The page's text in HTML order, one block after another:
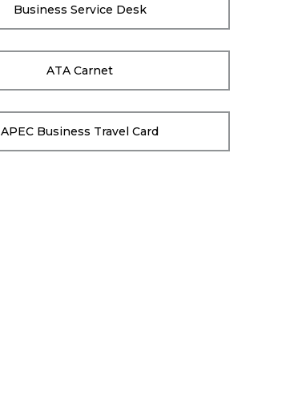
Business Service Desk
ATA Carnet
APEC Business Travel Card